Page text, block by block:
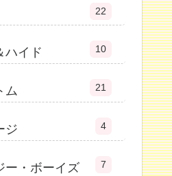
22
ハイド 10
ム 21
ジ 4
ー・ボーイズ 7